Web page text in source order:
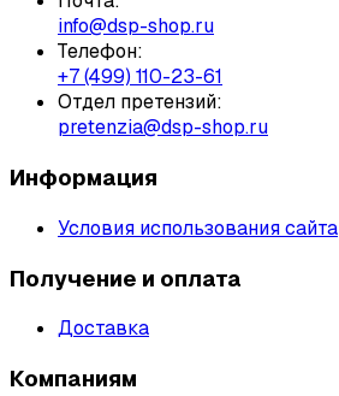
info@dsp-shop.ru
Телефон:
+7 (499) 110-23-61
Отдел претензий:
pretenzia@dsp-shop.ru
Информация
Условия использования сайта
Получение и оплата
Доставка
Компаниям